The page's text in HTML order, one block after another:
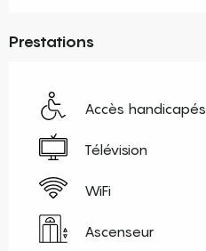
Prestations
Accès handicapés
Télévision
WiFi
Ascenseur